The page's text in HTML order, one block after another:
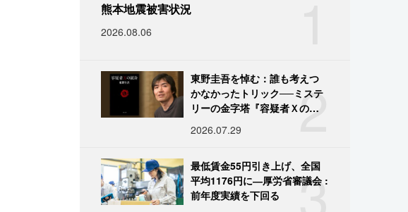
熊本地震被害状況
2026.08.06
2
東野圭吾を悼む：誰も考えつ
かなかったトリック──ミステ
リーの金字塔『容疑者Ｘの献
2026.07.29
3
最低賃金55円引き上げ、全国
平均1176円に―厚労省審議会 :
前年度実績を下回る